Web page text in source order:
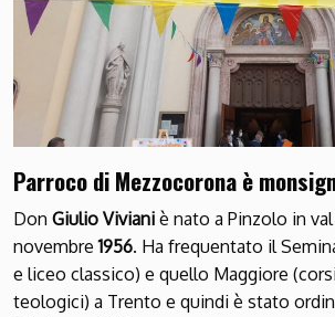
Parroco di Mezzocorona è
Don Giulio Viviani è nato a Pinzolo in val
novembre1956. Ha frequentato il
e liceo classico) e quello Maggiore
teologici) a Trento e quindi è stato